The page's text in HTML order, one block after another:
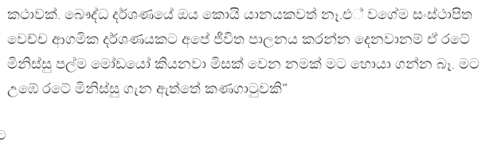
කථාවක්. බෞද්ධ දර්ශණයේ ඔය කොයි යානයකවත් නෑ.එ් වගේම සංස්ථාපිත
වෙච්ච ආගමික දර්ශණයකට අපේ ජීවිත පාලනය කරන්න දෙනවානම් ඒ රටේ
මිනිස්සු පල්ම මෝඩයෝ කියනවා මිසක් වෙන නමක් මට හොයා ගන්න බෑ. මට
උඹේ රටේ මිනිස්සු ගැන ඇත්තේ කණගාටුවකි”